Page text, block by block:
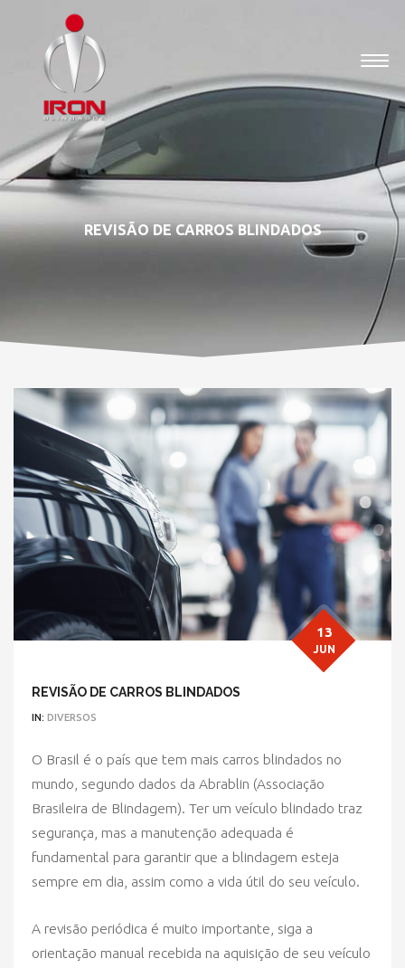
REVISÃO DE CARROS BLINDADOS
REVISÃO DE CARROS BLINDADOS
IN: DIVERSOS
13
JUN
O Brasil é o país que tem mais carros blindados no
mundo, segundo dados da Abrablin (Associação
Brasileira de Blindagem). Ter um veículo blindado traz
segurança, mas a manutenção adequada é
fundamental para garantir que a blindagem esteja
sempre em dia, assim como a vida útil do seu veículo.
A revisão periódica é muito importante, siga a
orientação manual recebida na aquisição de seu veículo